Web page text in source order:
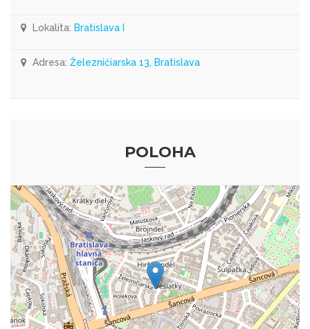
Lokalita: Bratislava I
Adresa: Železničiarska 13, Bratislava
POLOHA